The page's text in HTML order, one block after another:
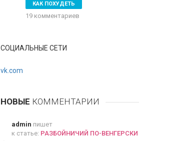
КАК ПОХУДЕТЬ
19 комментариев
СОЦИАЛЬНЫЕ СЕТИ
vk.com
НОВЫЕ КОММЕНТАРИИ
admin пишет
к статье: РАЗБОЙНИЧИЙ ПО-ВЕНГЕРСКИ